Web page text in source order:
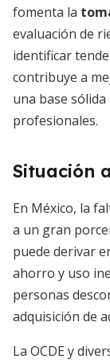
fomenta la
evaluación de
identificar
contribuye a
una base
profesionales.
Situación
En México, la
a un gran
puede derivar
ahorro y uso
personas
adquisición de
La OCDE y